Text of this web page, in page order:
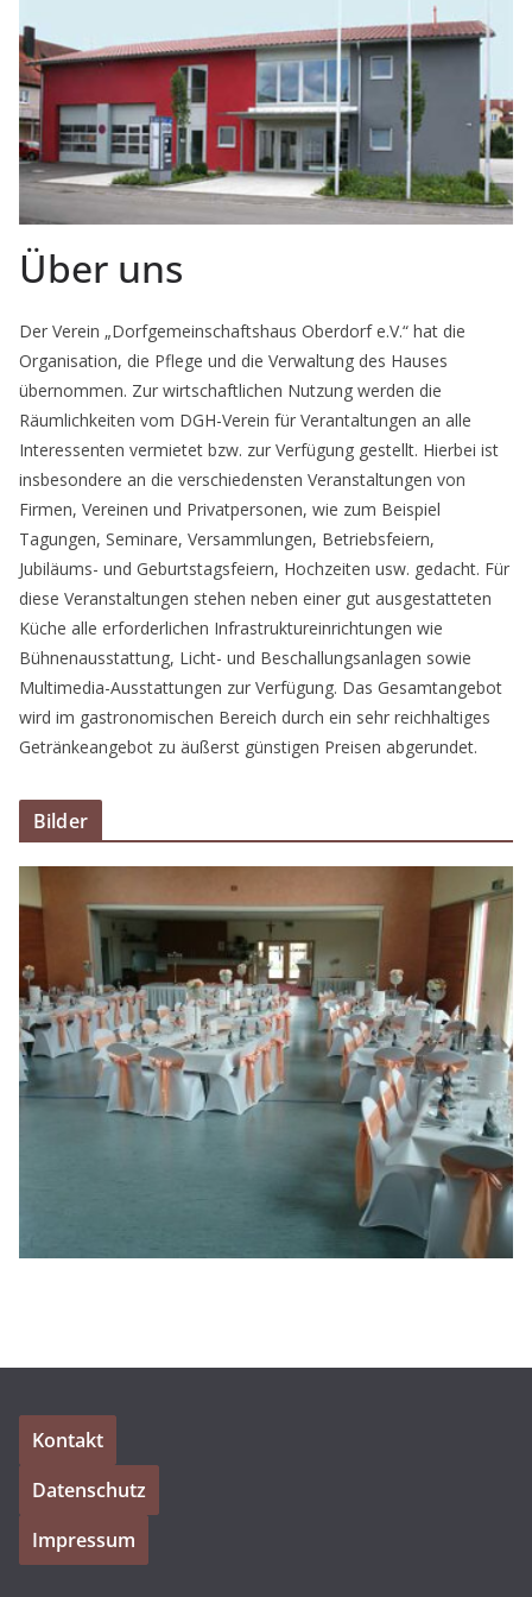
Über uns
Der Verein „Dorfgemeinschaftshaus Oberdorf e.V.“ hat die
Organisation, die Pflege und die Verwaltung des Hauses
übernommen. Zur wirtschaftlichen Nutzung werden die
Räumlichkeiten vom DGH-Verein für Verantaltungen an alle
Interessenten vermietet bzw. zur Verfügung gestellt. Hierbei ist
insbesondere an die verschiedensten Veranstaltungen von
Firmen, Vereinen und Privatpersonen, wie zum Beispiel
Tagungen, Seminare, Versammlungen, Betriebsfeiern,
Jubiläums- und Geburtstagsfeiern, Hochzeiten usw. gedacht. Für
diese Veranstaltungen stehen neben einer gut ausgestatteten
Küche alle erforderlichen Infrastruktureinrichtungen wie
Bühnenausstattung, Licht- und Beschallungsanlagen sowie
Multimedia-Ausstattungen zur Verfügung. Das Gesamtangebot
wird im gastronomischen Bereich durch ein sehr reichhaltiges
Getränkeangebot zu äußerst günstigen Preisen abgerundet.
Bilder
Kontakt
Datenschutz
Impressum